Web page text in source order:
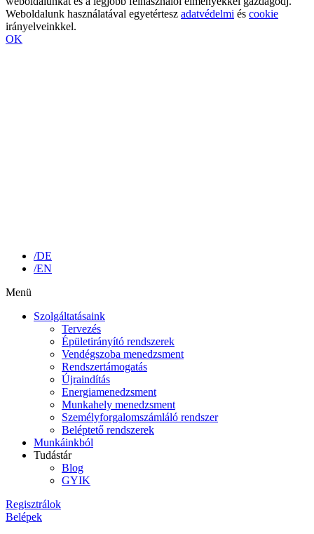
Weboldalunk használatával egyetértesz adatvédelmi és cookie
irányelveinkkel.
OK
/DE
/EN
Menü
Szolgáltatásaink
Tervezés
Épületirányító rendszerek
Vendégszoba menedzsment
Rendszertámogatás
Újraindítás
Energiamenedzsment
Munkahely menedzsment
Személyforgalomszámláló rendszer
Beléptető rendszerek
Munkáinkból
Tudástár
Blog
GYIK
Regisztrálok
Belépek